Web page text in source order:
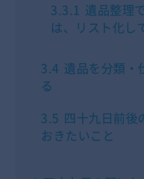
3.3.1 遺品整理
は、リスト化し
3.4 遺品を分類・
る
3.5 四十九日前後
おきたいこと